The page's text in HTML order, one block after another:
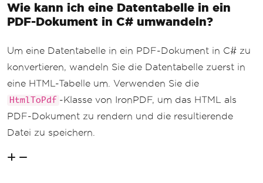
Wie kann ich eine Datentabelle in ein
PDF-Dokument in C# umwandeln?
Um eine Datentabelle in ein PDF-Dokument in C# zu
konvertieren, wandeln Sie die Datentabelle zuerst in
eine HTML-Tabelle um. Verwenden Sie die
HtmlToPdf -Klasse von IronPDF, um das HTML als
PDF-Dokument zu rendern und die resultierende
Datei zu speichern.